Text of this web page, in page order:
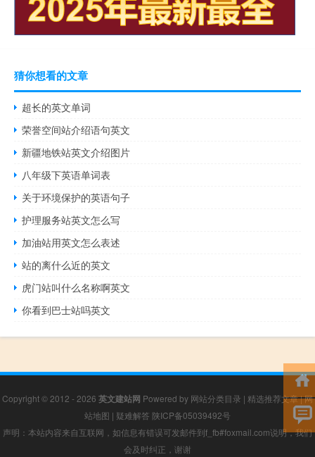
猜你想看的文章
超长的英文单词
荣誉空间站介绍语句英文
新疆地铁站英文介绍图片
八年级下英语单词表
关于环境保护的英语句子
护理服务站英文怎么写
加油站用英文怎么表述
站的离什么近的英文
虎门站叫什么名称啊英文
你看到巴士站吗英文
Copyright © 2012 - 2026 英文建站网 Powered by 网站分类目录 | 精选推荐文章|网
站地图 | 疑难解答 陕ICP备05039492号
声明：本站内容来自互联网，如信息有错误可发邮件到f_fb#foxmail.com说明，我们
会及时纠正，谢谢